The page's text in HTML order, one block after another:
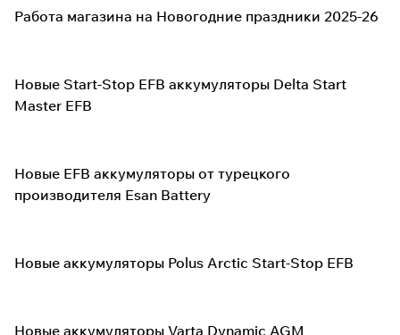
Работа магазина на Новогодние праздники 2025-26
Новые Start-Stop EFB аккумуляторы Delta Start
Master EFB
Новые EFB аккумуляторы от турецкого
производителя Esan Battery
Новые аккумуляторы Polus Arctic Start-Stop EFB
Новые аккумуляторы Varta Dynamic AGM